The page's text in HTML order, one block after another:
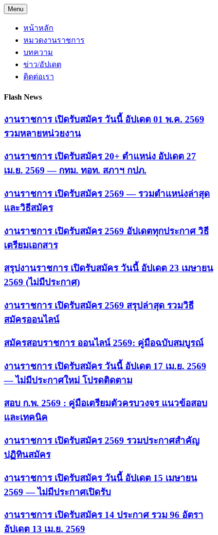
Skip
to
content
Menu
หน้าหลัก
หมวดงานราชการ
บทความ
ข่าว/อัปเดต
ติดต่อเรา
Flash News
งานราชการ เปิดรับสมัคร วันนี้ อัปเดต 01 พ.ค. 2569
รวมหลายหน่วยงาน
งานราชการ เปิดรับสมัคร 20+ ตำแหน่ง อัปเดต 27
เม.ย. 2569 — กทม. ทอท. สภาฯ กปภ.
งานราชการ เปิดรับสมัคร 2569 — รวมตำแหน่งล่าสุด
และวิธีสมัคร
งานราชการ เปิดรับสมัคร 2569 อัปเดตทุกประกาศ วิธี
เตรียมเอกสาร
สรุปงานราชการ เปิดรับสมัคร วันนี้ อัปเดต 23 เมษายน
2569 (ไม่มีประกาศ)
งานราชการ เปิดรับสมัคร 2569 สรุปล่าสุด รวมวิธี
สมัครออนไลน์
สมัครสอบราชการ ออนไลน์ 2569: คู่มือฉบับสมบูรณ์
งานราชการ เปิดรับสมัคร วันนี้ อัปเดต 17 เม.ย. 2569
— ไม่มีประกาศใหม่ โปรดติดตาม
สอบ ก.พ. 2569 : คู่มือเตรียมตัวครบวงจร แนวข้อสอบ
และเทคนิค
งานราชการ เปิดรับสมัคร 2569 รวมประกาศสำคัญ
ปฏิทินสมัคร
งานราชการ เปิดรับสมัคร วันนี้ อัปเดต 15 เมษายน
2569 — ไม่มีประกาศเปิดรับ
งานราชการ เปิดรับสมัคร 14 ประกาศ รวม 96 อัตรา
อัปเดต 13 เม.ย. 2569